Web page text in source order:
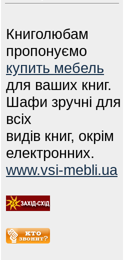
Книголюбам
пропонуємо
купить мебель
для ваших книг.
Шафи зручні для
всіх
видів книг, окрім
електронних.
www.vsi-mebli.ua